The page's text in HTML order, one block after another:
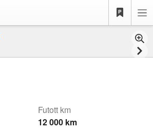
Futott km
12 000 km